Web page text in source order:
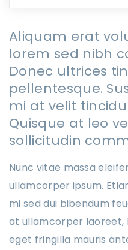
Aliquam erat
lorem sed nibh
Donec ultrices
pellentesque.
mi at velit
Quisque at leo
sollicitudin
Nunc vitae massa
ullamcorper ipsum.
mi sed dui bibendum
at ullamcorper laoreet,
eget fringilla mauris